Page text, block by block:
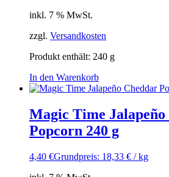
inkl. 7 % MwSt.
zzgl. Versandkosten
Produkt enthält: 240 g
In den Warenkorb
Magic Time
Popcorn 240 g
4,40 €Grundpreis: 18,33 € / kg